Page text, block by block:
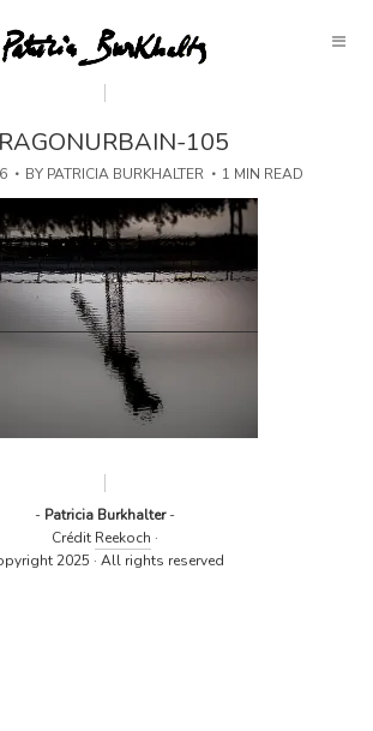
105
BY PATRICIA BURKHALTER 1 MIN READ
- Patricia Burkhalter-
Crédit Reekoch ·
2025 · All rights reserved